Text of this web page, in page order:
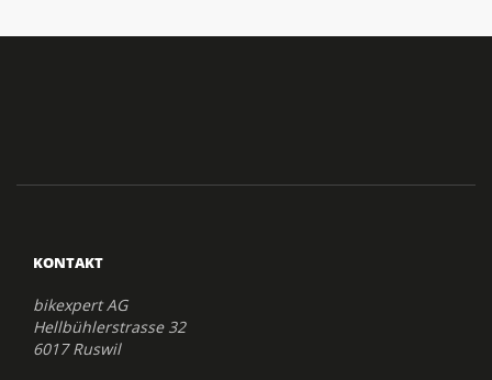
KONTAKT
bikexpert AG
Hellbühlerstrasse 32
6017 Ruswil